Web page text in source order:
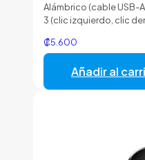
Alámbrico (cable USB-
3 (clic izquierdo, clic
₡5.600
Añadir al